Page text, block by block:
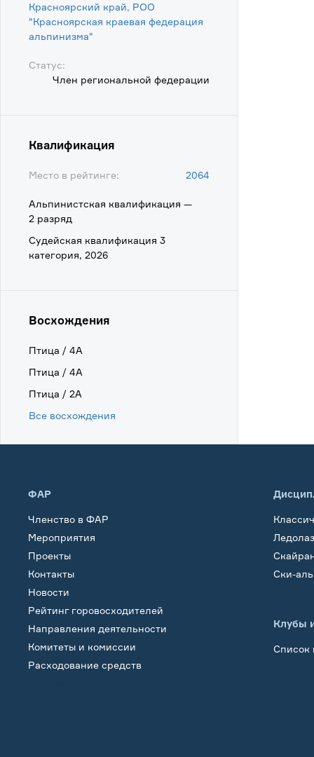
Красноярский край, РОО
"Красноярская краевая федерация
альпинизма"
Статус:
Член региональной федерации
Квалификация
Место в рейтинге: 2064
Альпинистская квалификация —
2 разряд
Судейская квалификация 3
категория, 2026
Восхождения
Птица / 4А
Птица / 4А
Птица / 2А
Все восхождения
ФАР
Членство в ФАР
Мероприятия
Проекты
Контакты
Новости
Рейтинг горовосходителей
Направления деятельности
Комитеты и комиссии
Расходование средств
Ски-
Клубы
Список